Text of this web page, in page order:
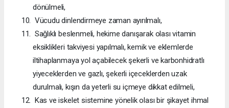
dönülmeli,
Vücudu dinlendirmeye zaman ayırılmalı,
Sağlıklı beslenmeli, hekime danışarak olası vitamin
eksiklikleri takviyesi yapılmalı, kemik ve eklemlerde
iltihaplanmaya yol açabilecek şekerli ve karbonhidratlı
yiyeceklerden ve gazlı, şekerli içeceklerden uzak
durulmalı, kışın da yeterli su içmeye dikkat edilmeli,
Kas ve iskelet sistemine yönelik olası bir şikayet ihmal